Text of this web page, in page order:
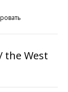
the West